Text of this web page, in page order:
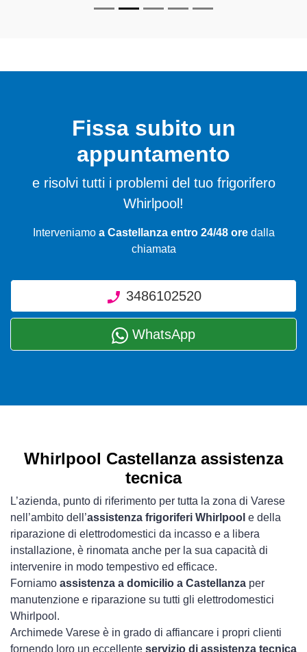
Fissa subito un
appuntamento
e risolvi tutti i problemi del tuo frigorifero
Whirlpool!
Interveniamo a Castellanza entro 24/48 oredalla
chiamata
3486102520
WhatsApp
Whirlpool Castellanza assistenza
tecnica
L’azienda, punto di riferimento per tutta la zona di Varese
nell’ambito dell’assistenza frigoriferi Whirlpool e della
riparazione di elettrodomestici da incasso e a libera
installazione, è rinomata anche per la sua capacità di
intervenire in modo tempestivo ed efficace.
Forniamo assistenza a domicilio a Castellanza per
manutenzione e riparazione su tutti gli elettrodomestici
Whirlpool.
Archimede Varese è in grado di affiancare i propri clienti
fornendo loro un eccellente servizio di assistenza tecnica